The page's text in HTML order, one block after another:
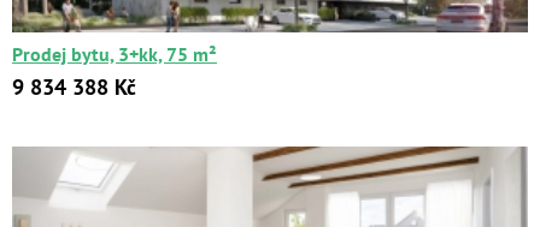
Prodej bytu, 3+kk, 75 m²
9 834 388 Kč